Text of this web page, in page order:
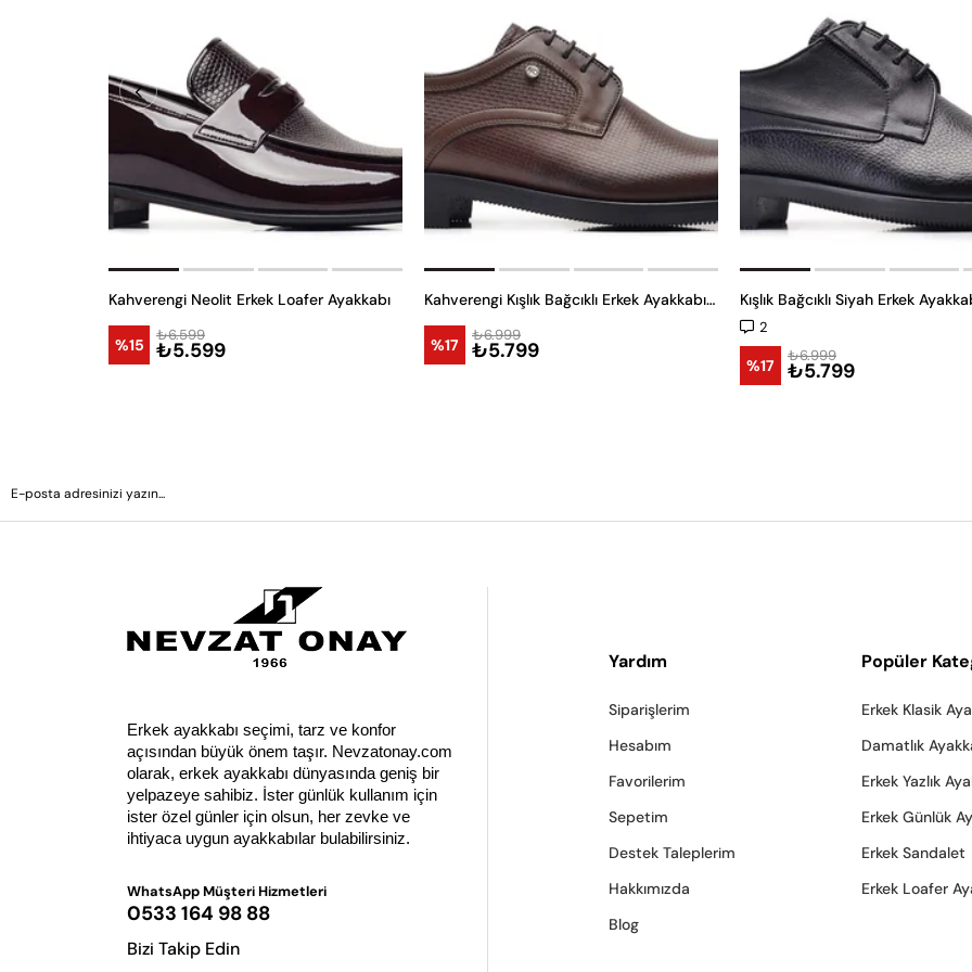
Kahverengi Neolit Erkek Loafer Ayakkabı
%15 ₺5.599
₺6.599
Kahverengi Kışlık Bağcıklı Erkek Ayakkabı -12006-
%17 ₺5.799
₺6.999
Kışlık Bağcıklı Siyah Erkek
2
%17 ₺5.799
₺6.999
Erkek ayakkabı seçimi, tarz ve konfor
açısından büyük önem taşır. Nevzatonay.com
olarak, erkek ayakkabı dünyasında geniş bir
yelpazeye sahibiz. İster günlük kullanım için
ister özel günler için olsun, her zevke ve
ihtiyaca uygun ayakkabılar bulabilirsiniz.
WhatsApp Müşteri Hizmetleri
0533 164 98 88
Bizi Takip Edin
Yardım
Siparişlerim
Hesabım
Favorilerim
Sepetim
Destek Taleplerim
Hakkımızda
Blog
Popüler
Erkek Klasik
Damatlık
Erkek Yazlık
Erkek Günlük
Erkek Sandalet
Erkek Loafer